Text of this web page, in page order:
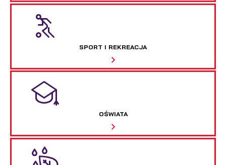
SPORT I REKREACJA
OŚWIATA